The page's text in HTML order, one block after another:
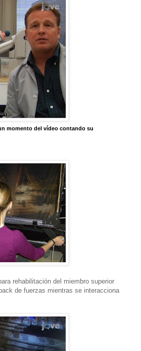
momento del vídeo contando su
rehabilitación del miembro superior
de fuerzas mientras se interacciona